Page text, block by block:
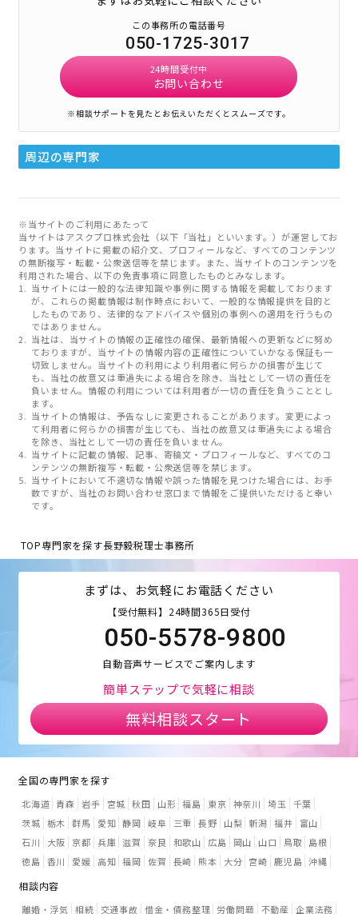
この事務所の電話番号
050-1725-3017
24時間受付中
お問い合わせ
※相談サポートを見たとお伝えいただくとスムーズです。
周辺の専門家
※当サイトのご利用にあたって
当サイトはアスクプロ株式会社（以下「当社」といいます。）が運営してお
ります。当サイトに掲載の紹介文、プロフィールなど、すべてのコンテンツ
の無断複写・転載・公衆送信等を禁じます。また、当サイトのコンテンツを
利用された場合、以下の免責事項に同意したものとみなします。
当サイトには一般的な法律知識や事例に関する情報を掲載しております
が、これらの掲載情報は制作時点において、一般的な情報提供を目的と
したものであり、法律的なアドバイスや個別の事例への適用を行うもの
ではありません。
当社は、当サイトの情報の正確性の確保、最新情報への更新などに努め
ておりますが、当サイトの情報内容の正確性についていかなる保証も一
切致しません。当サイトの利用により利用者に何らかの損害が生じて
も、当社の故意又は重過失による場合を除き、当社として一切の責任を
負いません。情報の利用については利用者が一切の責任を負うこととし
ます。
当サイトの情報は、予告なしに変更されることがあります。変更によっ
て利用者に何らかの損害が生じても、当社の故意又は重過失による場合
を除き、当社として一切の責任を負いません。
当サイトに記載の情報、記事、寄稿文・プロフィールなど、すべてのコ
ンテンツの無断複写・転載・公衆送信等を禁じます。
当サイトにおいて不適切な情報や誤った情報を見つけた場合には、お手
数ですが、当社のお問い合わせ窓口まで情報をご提供いただけると幸い
です。
TOP専門家を探す長野毅税理士事務所
まずは、お気軽にお電話ください
【受付無料】24時間365日受付
050-5578-9800
自動音声サービスでご案内します
簡単ステップで気軽に相談
無料相談スタート
全国の専門家を探す
北海道 青森 岩手 宮城 秋田 山形 福島 東京 神奈川 埼玉
千葉
茨城 栃木 群馬 愛知 静岡 岐阜 三重 長野 山梨 新潟 福井
富山
石川
大阪 京都 兵庫 滋賀 奈良 和歌山 広島 岡山 山口 鳥取
島根
徳島 香川 愛媛 高知 福岡 佐賀 長崎 熊本 大分 宮崎 鹿児島 沖縄
相談内容
離婚・浮気 相続 交通事故 借金・債務整理 労働問題 不動産 企業法務